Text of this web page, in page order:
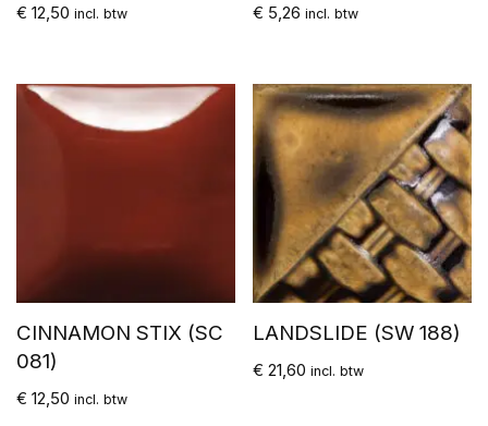
€ 12,50 incl. btw € 5,26 incl. btw
CINNAMON STIX (SC
081)
€ 12,50 incl. btw
LANDSLIDE (SW 188)
€ 21,60 incl. btw